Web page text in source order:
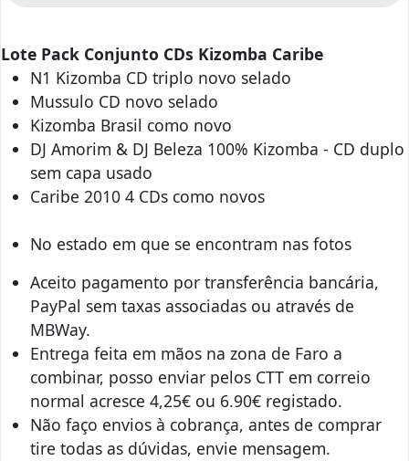
Lote Pack Conjunto CDs Kizomba Caribe
N1 Kizomba CD triplo novo selado
Mussulo CD novo selado
Kizomba Brasil como novo
DJ Amorim & DJ Beleza 100% Kizomba - CD duplo
sem capa usado
Caribe 2010 4 CDs como novos
No estado em que se encontram nas fotos
Aceito pagamento por transferência bancária,
PayPal sem taxas associadas ou através de
MBWay.
Entrega feita em mãos na zona de Faro a
combinar, posso enviar pelos CTT em correio
normal acresce 4,25€ ou 6.90€ registado.
Não faço envios à cobrança, antes de comprar
tire todas as dúvidas, envie mensagem.